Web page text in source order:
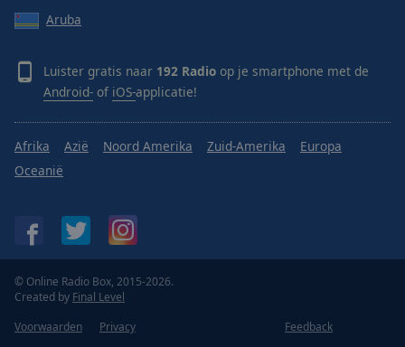
Aruba
Luister gratis naar 192 Radio op je smartphone met de
Android- of iOS-applicatie!
Afrika Azië Noord Amerika Zuid-Amerika
Europa
Oceanië
© Online Radio Box, 2015-2026.
Created by Final Level
Voorwaarden
Privacy Feedback